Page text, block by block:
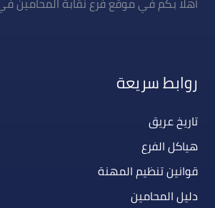
روابط سريعة
تاريخ عريق
هياكل الفرع
قوانين تنظيم المهنة
دليل المحامين